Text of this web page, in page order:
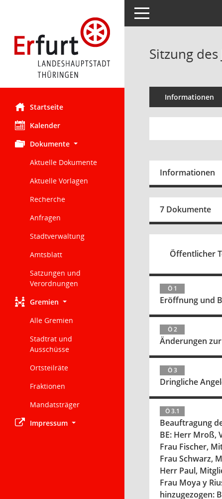
Startseite
Kalender
Dokumente
Aktuelle Dokumente
Aktuelle Vorlagen
Recherche
Anfragen
Stadtverwaltung
Amtsblatt
Satzungen und
Verordnungen
Gremien
Alle Gremien
Stadtrat und
Ausschüsse
Ortsteilräte
Fraktionen
Mandatsträger
Impressum
Toggle navigation
Sitzung
Informationen
Informationen
7 Dokumente
Öffentlicher
Ö 1
Eröffnung und
Ö 2
Änderungen
Ö 3
Dringliche
Ö 3.1
Beauftragung
BE: Herr Mroß,
Frau Fischer,
Frau Schwarz,
Herr Paul,
Frau Moya y
hinzugezogen: